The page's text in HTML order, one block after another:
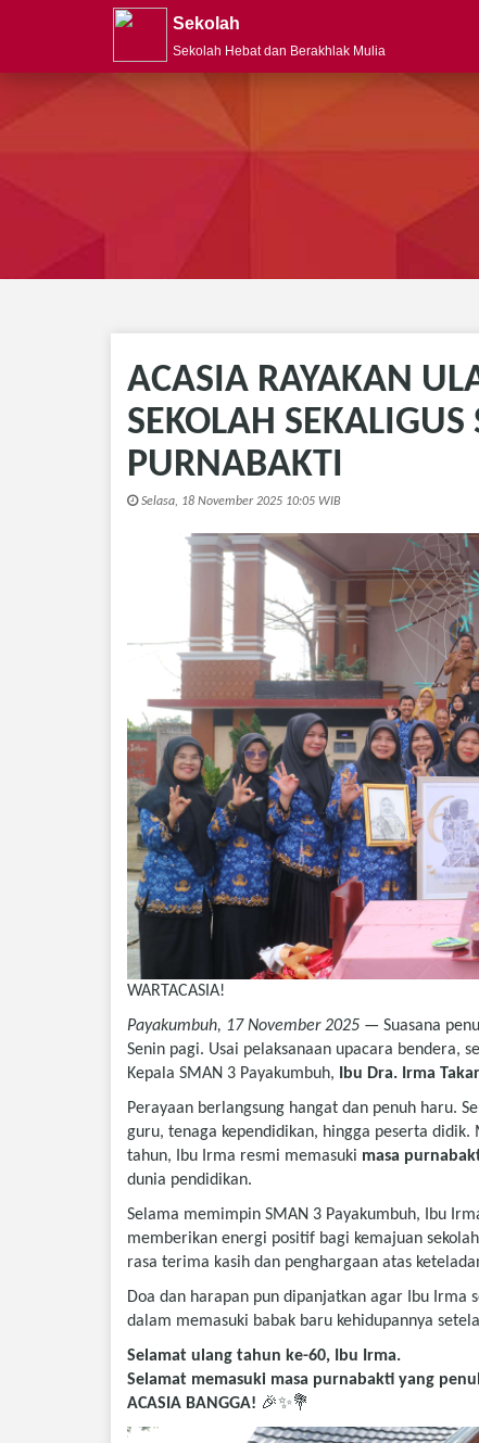
Sekolah
Sekolah Hebat dan Berakhlak Mulia
ACASIA RAYAKAN
SEKOLAH
PURNABAKTI
Selasa, 18 November 2025 10:05 WIB
WARTACASIA!
Payakumbuh, 17 November 2025 — Suasana
Senin pagi. Usai pelaksanaan upacara bendera,
Kepala SMAN 3 Payakumbuh,
Ibu Dra. Irma
Perayaan berlangsung hangat dan penuh haru.
guru, tenaga kependidikan, hingga peserta
tahun, Ibu Irma resmi memasuki masa
dunia pendidikan.
Selama memimpin SMAN 3 Payakumbuh, Ibu
memberikan energi positif bagi kemajuan
rasa terima kasih dan penghargaan atas
Doa dan harapan pun dipanjatkan agar Ibu Irma
dalam memasuki babak baru kehidupannya
Selamat ulang tahun ke-60, Ibu Irma.
Selamat memasuki masa purnabakti yang
ACASIA BANGGA! 🎉✨💐